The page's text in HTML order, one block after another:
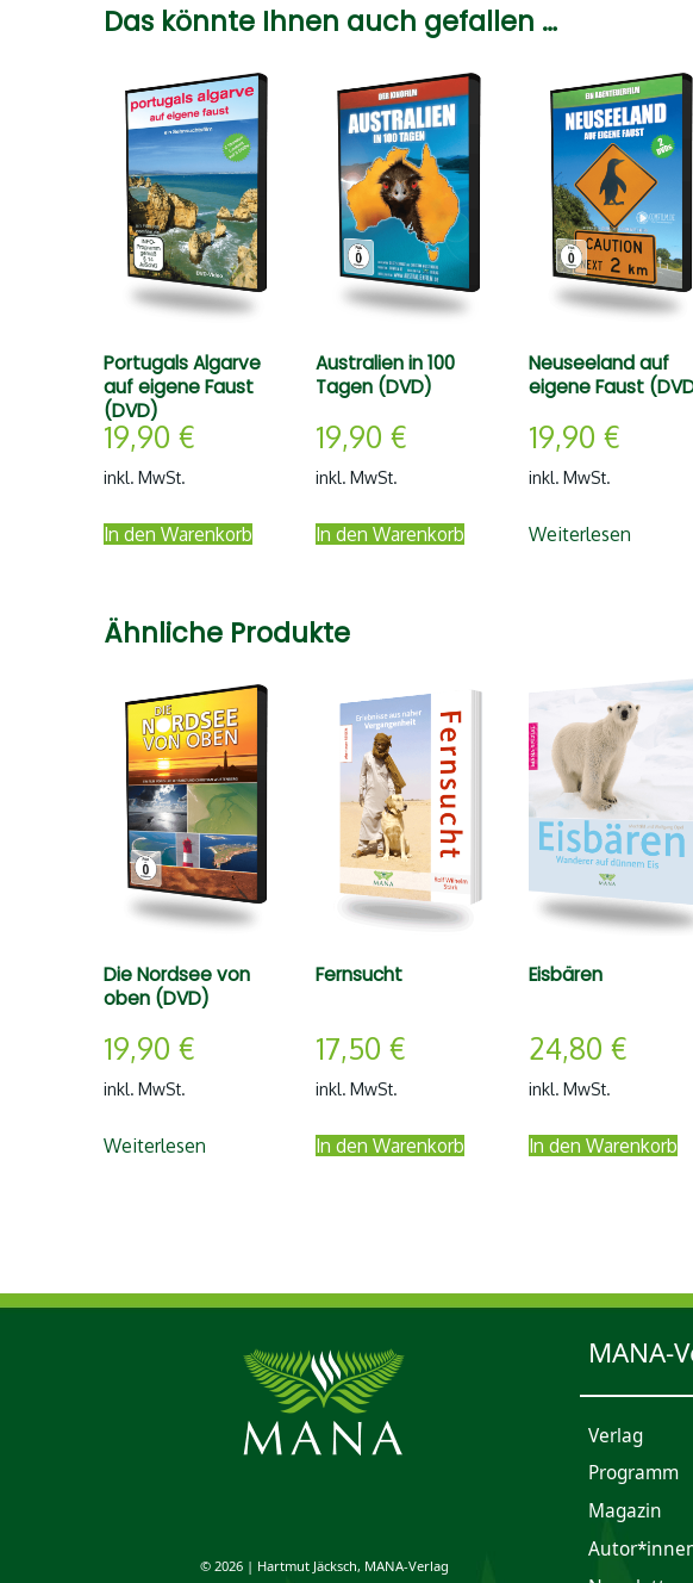
Das könnte Ihnen auch gefallen …
Portugals Algarve
auf eigene Faust
(DVD)
19,90 €
inkl. MwSt.
In den Warenkorb
Australien in 100
Tagen (DVD)
19,90 €
inkl. MwSt.
In den Warenkorb
Neuseeland auf
eigene Faust
19,90 €
inkl. MwSt.
Weiterlesen
Ähnliche Produkte
Die Nordsee von
oben (DVD)
19,90 €
inkl. MwSt.
Weiterlesen
Fernsucht
17,50 €
inkl. MwSt.
In den Warenkorb
Eisbären
24,80 €
inkl. MwSt.
In den Warenkorb
© 2026 | Hartmut Jäcksch, MANA-Verlag
MANA-
Verlag
Programm
Magazin